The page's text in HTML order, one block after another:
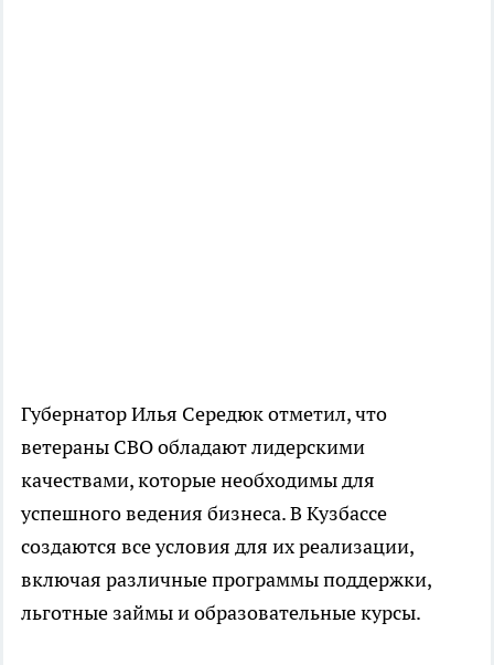
Губернатор Илья Середюк отметил, что
ветераны СВО обладают лидерскими
качествами, которые необходимы для
успешного ведения бизнеса. В Кузбассе
создаются все условия для их реализации,
включая различные программы поддержки,
льготные займы и образовательные курсы.